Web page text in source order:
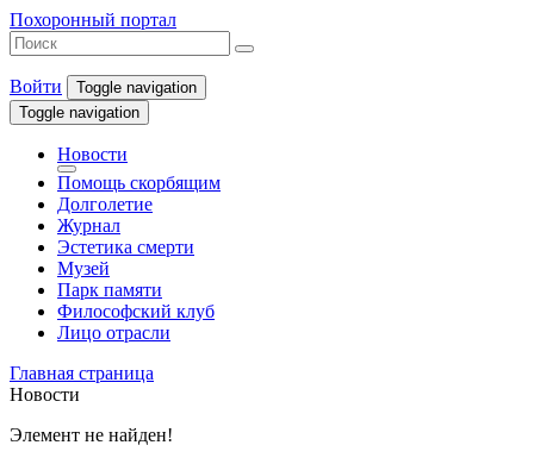
Похоронный портал
Войти
Toggle navigation
Toggle navigation
Новости
Помощь скорбящим
Долголетие
Журнал
Эстетика смерти
Музей
Парк памяти
Философский клуб
Лицо отрасли
Главная страница
Новости
Элемент не найден!